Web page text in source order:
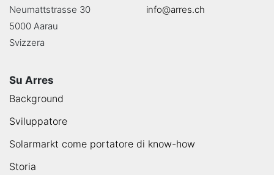
Neumattstrasse 30
5000 Aarau
Svizzera
info@arres.ch
Su Arres
Background
Sviluppatore
Solarmarkt come portatore di know-how
Storia